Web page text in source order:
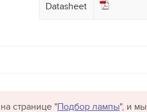
Datasheet
странице "Подбор лампы", и